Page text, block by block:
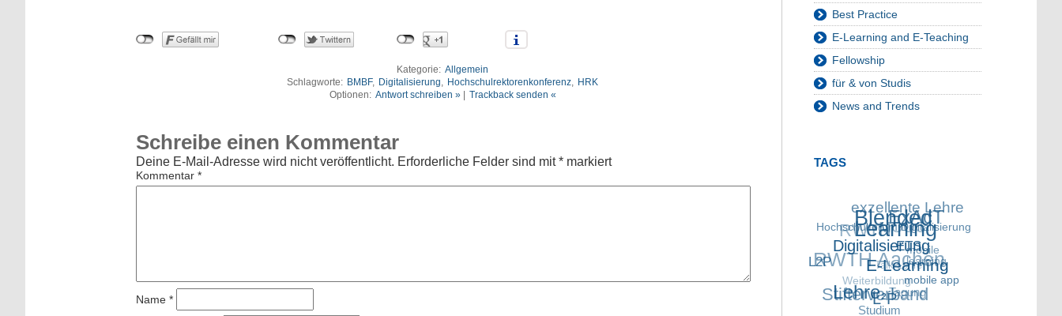
Kategorie: Allgemein
Schlagworte: BMBF, Digitalisierung, Hochschulrektorenkonferenz, HRK
Optionen: Antwort schreiben »| Trackback senden «
Schreibe einen Kommentar
Deine E-Mail-Adresse wird nicht veröffentlicht. Erforderliche Felder sind mit* markiert
Kommentar *
Name *
Best Practice
E-Learning and E-Teaching
Fellowship
für & von Studis
News and Trends
TAGS
Blended
Learning
Digitalisierung
E-Learning
ETS
ExAcT
exzellente Lehre
Hochschulforum
Digitalisierung
L2P
Lehre
L²P
mobile app
mobile
learning
MOOC
RWTH
RWTH Aachen
Stifterverband
Studium
Tagung
Talk Lehre
Weiterbildung